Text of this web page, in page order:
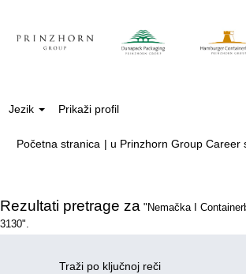
Jezik Prikaži profil
Početna stranica | u Prinzhorn Group Career
Rezultati pretrage za "Nemačka I
3130".
Traži po ključnoj reči